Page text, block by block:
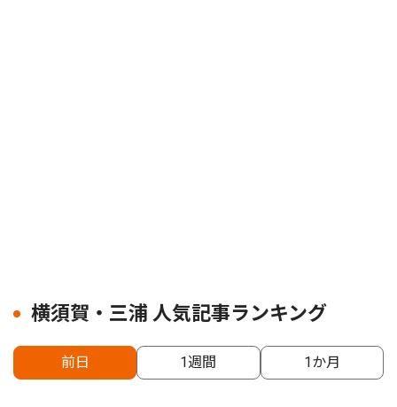
横須賀・三浦 人気記事ランキング
前日 1週間 1か月